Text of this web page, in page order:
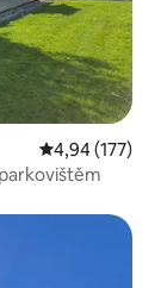
Průměrné
4,94 (177)